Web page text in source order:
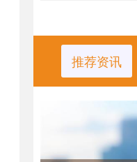
推荐资讯